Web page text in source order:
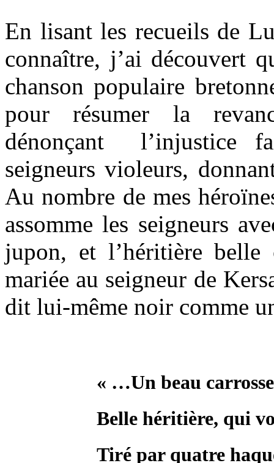
En lisant les recueils de
connaître, j’ai découvert
chanson populaire
pour résumer la
dénonçant l’injustice
seigneurs violeurs,
Au nombre de mes
assomme les seigneurs
jupon, et l’héritière
mariée au seigneur de
dit lui-même noir comme
« …Un beau
Belle héritière, qui
Tiré par quatre